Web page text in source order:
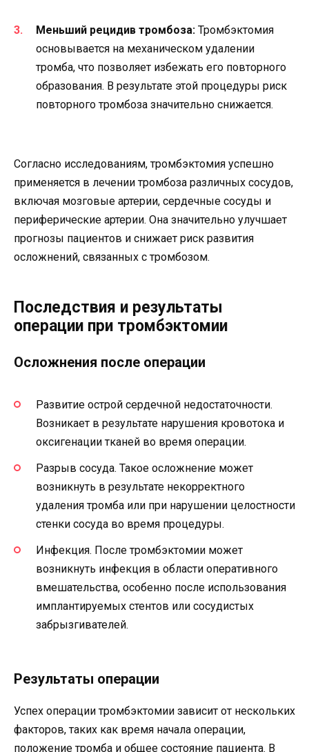
Меньший рецидив тромбоза: Тромбэктомия
основывается на механическом удалении
тромба, что позволяет избежать его повторного
образования. В результате этой процедуры риск
повторного тромбоза значительно снижается.
Согласно исследованиям, тромбэктомия успешно
применяется в лечении тромбоза различных сосудов,
включая мозговые артерии, сердечные сосуды и
периферические артерии. Она значительно улучшает
прогнозы пациентов и снижает риск развития
осложнений, связанных с тромбозом.
Последствия и результаты
операции при тромбэктомии
Осложнения после операции
Развитие острой сердечной недостаточности.
Возникает в результате нарушения кровотока и
оксигенации тканей во время операции.
Разрыв сосуда. Такое осложнение может
возникнуть в результате некорректного
удаления тромба или при нарушении целостности
стенки сосуда во время процедуры.
Инфекция. После тромбэктомии может
возникнуть инфекция в области оперативного
вмешательства, особенно после использования
имплантируемых стентов или сосудистых
забрызгивателей.
Результаты операции
Успех операции тромбэктомии зависит от нескольких
факторов, таких как время начала операции,
положение тромба и общее состояние пациента. В